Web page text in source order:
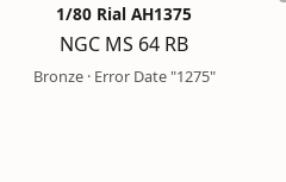
1/80 Rial AH1375
NGC MS 64 RB
Bronze · Error Date "1275"